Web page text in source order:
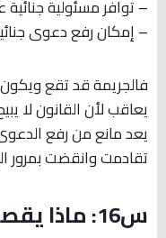
– توافر مسئولية جنائية
– إمكان رفع دعوى
فالجريمة قد تقع
يعاقب لأن القانون لا
يعد مانع من رفع
تقادمت وانقضت بمرور
س16: ماذا يقصد بالجريمة؟